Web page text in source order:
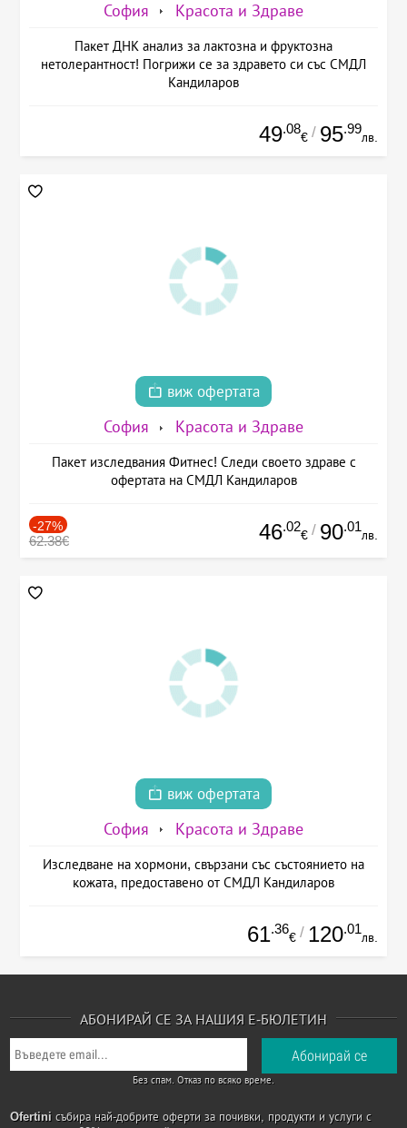
София Красота и Здраве
Пакет ДНК анализ за лактозна и фруктозна
нетолерантност! Погрижи се за здравето си със СМДЛ
Кандиларов
49.08
€ / 95.99
лв.
виж офертата
София Красота и Здраве
Пакет изследвания Фитнес! Следи своето здраве с
офертата на СМДЛ Кандиларов
-27%
62.38€ 46.02
€ / 90.01
лв.
виж офертата
София Красота и Здраве
Изследване на хормони, свързани със състоянието на
кожата, предоставено от СМДЛ Кандиларов
61.36
€ / 120.01
лв.
АБОНИРАЙ СЕ ЗА НАШИЯ Е-БЮЛЕТИН
Без спам. Отказ по всяко време.
Ofertini събира най-добрите оферти за почивки, продукти и услуги с